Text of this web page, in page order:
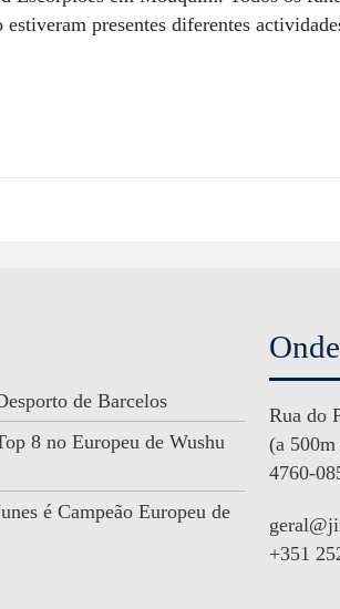
presentes diferentes
de Barcelos
8 no Europeu de Wushu
é Campeão Europeu de
Rua do
(a
4760-
+351